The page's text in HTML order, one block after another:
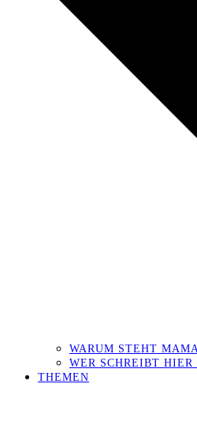
WARUM STEHT
WER SCHREIBT
THEMEN